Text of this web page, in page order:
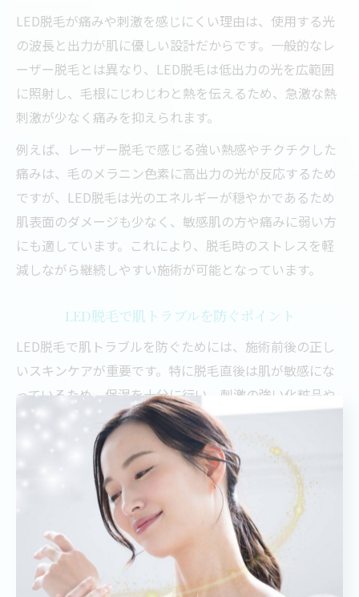
LED脱毛が痛みや刺激を感じにくい理由は、使用する光
の波長と出力が肌に優しい設計だからです。一般的なレ
ーザー脱毛とは異なり、LED脱毛は低出力の光を広範囲
に照射し、毛根にじわじわと熱を伝えるため、急激な熱
刺激が少なく痛みを抑えられます。
例えば、レーザー脱毛で感じる強い熱感やチクチクした
痛みは、毛のメラニン色素に高出力の光が反応するため
ですが、LED脱毛は光のエネルギーが穏やかであるため
肌表面のダメージも少なく、敏感肌の方や痛みに弱い方
にも適しています。これにより、脱毛時のストレスを軽
減しながら継続しやすい施術が可能となっています。
LED脱毛で肌トラブルを防ぐポイント
LED脱毛で肌トラブルを防ぐためには、施術前後の正し
いスキンケアが重要です。特に脱毛直後は肌が敏感にな
っているため、保湿を十分に行い、刺激の強い化粧品や
紫外線を避けることが肌トラブルを防ぐポイントとなり
ます。
また、施術中は肌の状態を常にチェックし、赤みやかゆ
みが出た場合はすぐにスタッフに相談することが大切で
す。LED脱毛は低刺激ですが、個人差により反応が異な
るため、無理をせず肌の様子を見ながら進めることで安
全に脱毛効果を得られます。これらの対策を講じること